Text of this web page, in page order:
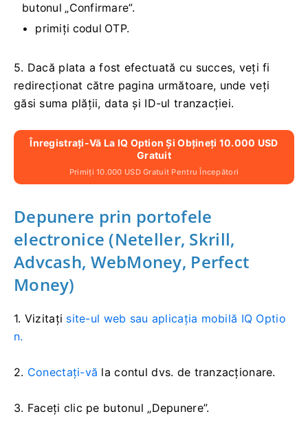
butonul „Confirmare”.
primiți codul OTP.
5. Dacă plata a fost efectuată cu succes, veți fi
redirecționat către pagina următoare, unde veți
găsi suma plății, data și ID-ul tranzacției.
Înregistrați-Vă La IQ Option Și Obțineți 10.000 USD
Gratuit
Primiți 10.000 USD Gratuit Pentru Începători
Depunere prin portofele
electronice (Neteller, Skrill,
Advcash, WebMoney, Perfect
Money)
1. Vizitați site-ul web sau aplicația mobilă IQ Optio
n.
2. Conectați-vă la contul dvs. de tranzacționare.
3. Faceți clic pe butonul „Depunere”.